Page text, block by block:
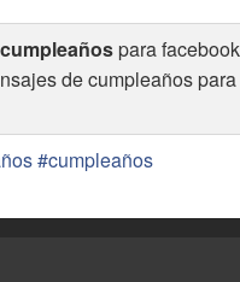
para
de cumpleaños
#cumpleaños